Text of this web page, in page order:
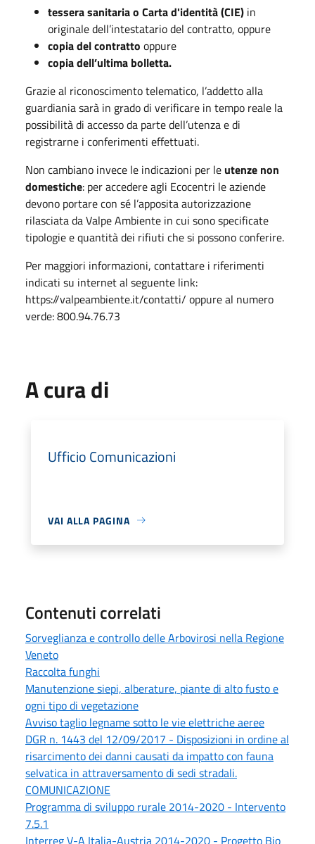
tessera sanitaria o Carta d'identità (CIE) in
originale dell’intestatario del contratto, oppure
copia del contratto oppure
copia dell’ultima bolletta.
Grazie al riconoscimento telematico, l’addetto alla
guardiania sarà in grado di verificare in tempo reale la
possibilità di accesso da parte dell’utenza e di
registrarne i conferimenti effettuati.
Non cambiano invece le indicazioni per le utenze non
domestiche: per accedere agli Ecocentri le aziende
devono portare con sé l’apposita autorizzazione
rilasciata da Valpe Ambiente in cui sono specificate
tipologie e quantità dei rifiuti che si possono conferire.
Per maggiori informazioni, contattare i riferimenti
indicati su internet al seguente link:
https://valpeambiente.it/contatti/ oppure al numero
verde: 800.94.76.73
A cura di
Ufficio Comunicazioni
VAI ALLA PAGINA
Contenuti correlati
Sorveglianza e controllo delle Arbovirosi nella Regione
Veneto
Raccolta funghi
Manutenzione siepi, alberature, piante di alto fusto e
ogni tipo di vegetazione
Avviso taglio legname sotto le vie elettriche aeree
DGR n. 1443 del 12/09/2017 - Disposizioni in ordine al
risarcimento dei danni causati da impatto con fauna
selvatica in attraversamento di sedi stradali.
COMUNICAZIONE
Programma di sviluppo rurale 2014-2020 - Intervento
7.5.1
Interreg V-A Italia-Austria 2014-2020 - Progetto Bio